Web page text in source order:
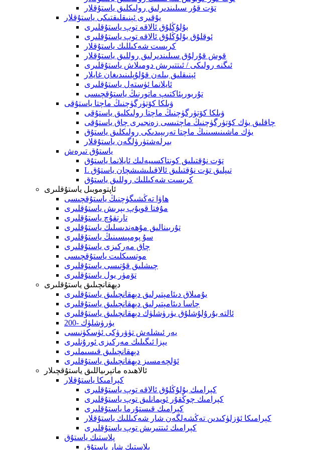
تۆت قۇر سىلىندىرلىق رولىكلىق ياستۇقلار
يۇقىرى ئېنىقلىقتىكى ياستۇقلار
بۇلۇڭلۇق ئالاقە توپ ياستۇقلىرى
ئوقلۇق بۇلۇڭلۇق ئالاقە توپ ياستۇقلىرى
كرېست شەكىللىك ياستۇقلار
قوش قۇرلۇق سىلىندىرلىق روللىق ياستۇقلار
ئىگنە رولىكى / ئىتتىرىش دومىلاش ياستۇقلىرى
ئېنىقلىق بىلەن قۇلۇپلىنىدىغان غايلار
ئايلانما ئۈستەل ياستۇقلىرى
تۇربورېئاكتىپ ماتورنىڭ ياستۇقچىسى
ۋىلكا كۆتۈرگۈچنىڭ ماچتا ياستۇقى
ۋىلكا كۆتۈرگۈچنىڭ ماچتا رولىكلىق ياستۇقى
چاقلىق يۈك كۆتۈرگۈچنىڭ ماچتىسى زەنجىرى چاق ياستۇقى
يۈك ماشىنىسىنىڭ ماچتا تەرىپىدىكى رولىكلىق ياستۇق
بىرلەشتۈرۈلگەن ياستۇقلار
ياستۇق تىرەش
تۆت نۇقتىلىق كونتاكسىيەلىك ئايلانما ياستۇق
L تىپلىق تۆت نۇقتىلىق ئالاقىلىشىشچان ياستۇق
كرېست شەكىللىك روللىق ياستۇق
ئاپتوموبىل ياستۇقلىرى
ھاۋا تەڭشىگۈچنىڭ ياستۇقچىسى
مۇفتا قويۇپ بېرىش ياستۇقلىرى
تارتقۇچ ياستۇقلىرى
تۇربىنالىق مۇھەندىسلىك ياستۇقلىرى
سۇ پومپىسىنىڭ ياستۇقلىرى
چاق مەركىزى ياستۇقلىرى
موتسىكلىت ياستۇقچىسى
چىشلىق قۇتىسى ياستۇقلىرى
تۆمۈر يول ياستۇقلىرى
دېھقانچىلىق ياستۇقلىرى
يۇمىلاق دىئامېتىرلىق دېھقانچىلىق ياستۇقلىرى
چاسا دىئامېتىرلىق دېھقانچىلىق ياستۇقلىرى
ئالتە بۇرۇلۇشلۇق يۈرۈشلۈك دېھقانچىلىق ياستۇقلىرى
200- يۈرۈشلۈك
يەر ئىشلەش تۈۋرۈكى ئۈسكۈنىسى
يېزا ئىگىلىك مەركىزى ئورۇنلىرى
دېھقانچىلىق قىسىملىرى
ئۆلچەمسىز دېھقانچىلىق ياستۇقلىرى
ئالاھىدە ماتېرىياللىق ياستۇقچىلار
كېرامىكا ياستۇقلار
كېرامىك بۇلۇڭلۇق ئالاقە توپ ياستۇقلىرى
كېرامىك چوڭقۇر ئويمانلىق توپ ياستۇقلىرى
كېرامىك قىستۇرما ياستۇقلىرى
كېرامىكا ئۆزلۈكىدىن تەڭشەلگەن شار شەكىللىك ياستۇقلار
كېرامىك ئىتتىرىش توپ ياستۇقلىرى
پلاستىك ياستۇق
پلاستىك شار ياستۇق